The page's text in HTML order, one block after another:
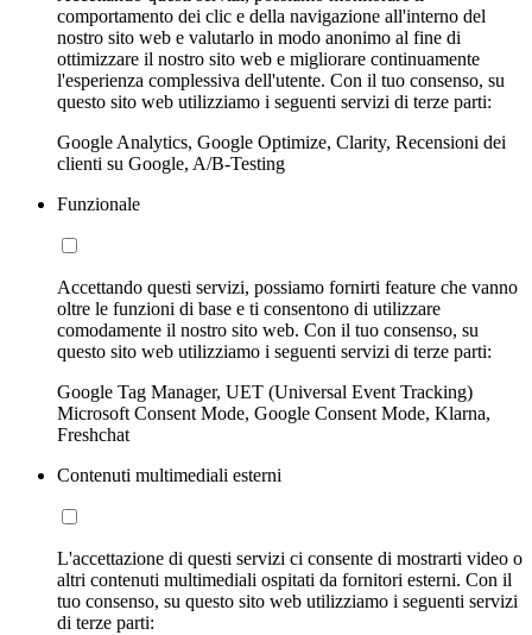
comportamento dei clic e della navigazione all'interno del
nostro sito web e valutarlo in modo anonimo al fine di
ottimizzare il nostro sito web e migliorare continuamente
l'esperienza complessiva dell'utente. Con il tuo consenso, su
questo sito web utilizziamo i seguenti servizi di terze parti:
Google Analytics, Google Optimize, Clarity, Recensioni dei
clienti su Google, A/B-Testing
Funzionale
Accettando questi servizi, possiamo fornirti feature che vanno
oltre le funzioni di base e ti consentono di utilizzare
comodamente il nostro sito web. Con il tuo consenso, su
questo sito web utilizziamo i seguenti servizi di terze parti:
Google Tag Manager, UET (Universal Event Tracking)
Microsoft Consent Mode, Google Consent Mode, Klarna,
Freshchat
Contenuti multimediali esterni
L'accettazione di questi servizi ci consente di mostrarti video o
altri contenuti multimediali ospitati da fornitori esterni. Con il
tuo consenso, su questo sito web utilizziamo i seguenti servizi
di terze parti: